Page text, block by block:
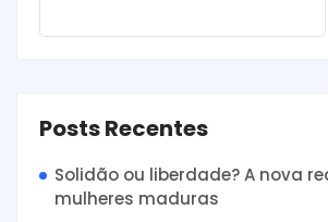
Posts Recentes
Solidão ou liberdade? A nova
mulheres maduras